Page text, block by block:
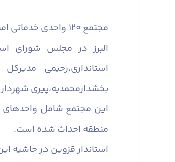
مجتمع ۱۲۰ واحدی
البرز در مجلس شورای
استانداری،رحیمی
بخشدارمحمدیه،پیری
این مجتمع شامل واحدهای
منطقه احداث شده است.
استاندار قزوین در حاشیه